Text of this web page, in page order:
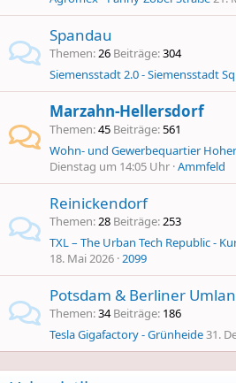
Spandau
Themen 26 Beiträge 304
Siemensstadt 2.0 - Siemensstadt
Marzahn-Hellersdorf
Themen 45 Beiträge 561
Wohn- und Gewerbequartier
Dienstag um 14:05 Uhr Ammfeld
Reinickendorf
Themen 28 Beiträge 253
TXL – The Urban Tech Republic -
18. Mai 2026 2099
Potsdam & Berliner
Themen 34 Beiträge 186
Tesla Gigafactory - Grünheide31.